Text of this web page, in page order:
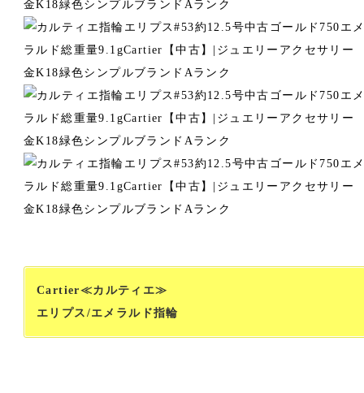
Cartier≪カルティエ≫
エリプス/エメラルド指輪